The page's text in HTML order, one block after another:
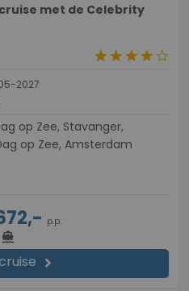
met de Celebrity
starstarstarstarstar_border
2027
op Zee, Amsterdam
p.p.
directions_boat
chevron_right